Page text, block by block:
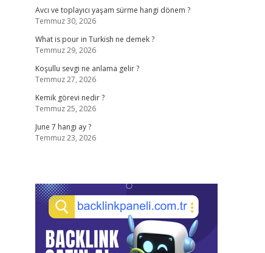
Avcı ve toplayıcı yaşam sürme hangi dönem ?
Temmuz 30, 2026
What is pour in Turkish ne demek ?
Temmuz 29, 2026
Koşullu sevgi ne anlama gelir ?
Temmuz 27, 2026
Kemik görevi nedir ?
Temmuz 25, 2026
June 7 hangi ay ?
Temmuz 23, 2026